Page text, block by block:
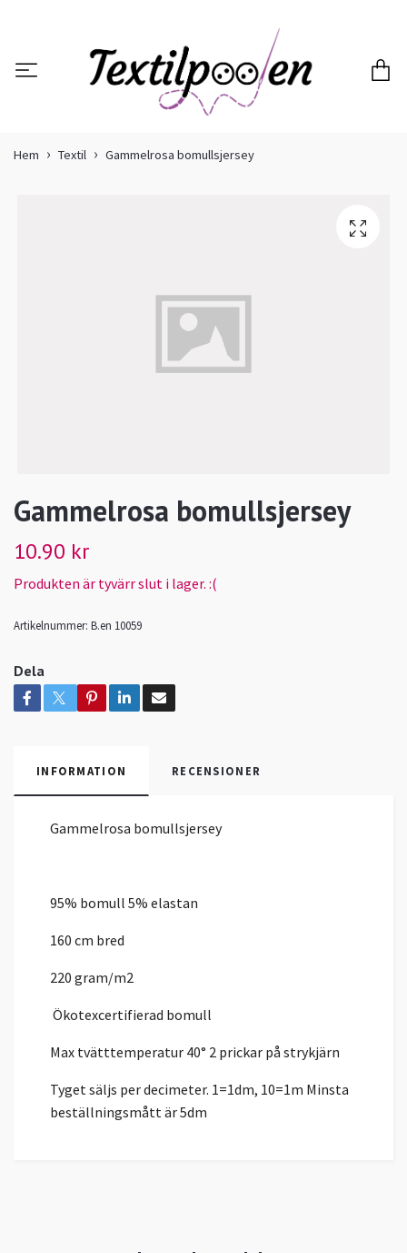
Hem Textil Gammelrosa bomullsjersey
Gammelrosa bomullsjersey
10.90 kr
Produkten är tyvärr slut i lager. :(
Artikelnummer: B.en 10059
Dela
INFORMATION RECENSIONER
Gammelrosa bomullsjersey
95% bomull 5% elastan
160 cm bred
220 gram/m2
Ökotexcertifierad bomull
Max tvätttemperatur 40° 2 prickar på strykjärn
Tyget säljs per decimeter. 1=1dm, 10=1m Minsta
beställningsmått är 5dm